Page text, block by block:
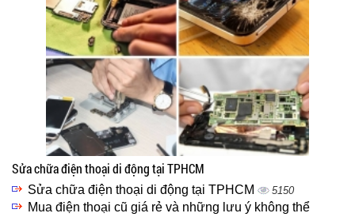
Sửa chữa điện thoại di động tại TPHCM
Sửa chữa điện thoại di động tại TPHCM 5150
Mua điện thoại cũ giá rẻ và những lưu ý không thể